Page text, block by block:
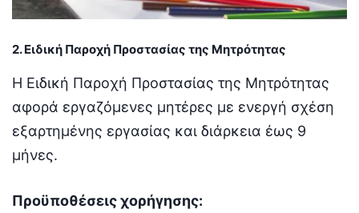
2. Ειδική Παροχή Προστασίας της Μητρότητας
Η Ειδική Παροχή Προστασίας της Μητρότητας
αφορά εργαζόμενες μητέρες με ενεργή σχέση
εξαρτημένης εργασίας και διάρκεια έως 9
μήνες.
Προϋποθέσεις χορήγησης: